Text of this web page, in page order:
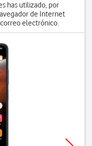
has utilizado, por
de Internet
electrónico.